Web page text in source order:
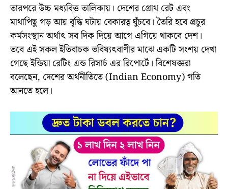
তারপরে উচ্চ মধ্যবিত্ত তালিকায়। দেশের গ্রোথ রেট এবং
মাথাপিছু গড় আয় বৃদ্ধি ঘটায় বেকারত্ব ঘুঁচবে। তৈরি হবে প্রচুর
কর্মসংস্থান অর্থাৎ সব দিক দিয়ে আগে এগিয়ে থাকবে দেশ।
তবে এই সকল ইতিবাচক ভবিষ্যৎবাণীর মাঝে একটি সংশয় দেখা
গেছে ইন্ডিয়া রেটিং এন্ড রিসার্চ এর রিপোর্টে। বিশেষজ্ঞরা
বলেছেন, দেশের অর্থনীতিতে (Indian Economy) গতি
আনতে হলে।